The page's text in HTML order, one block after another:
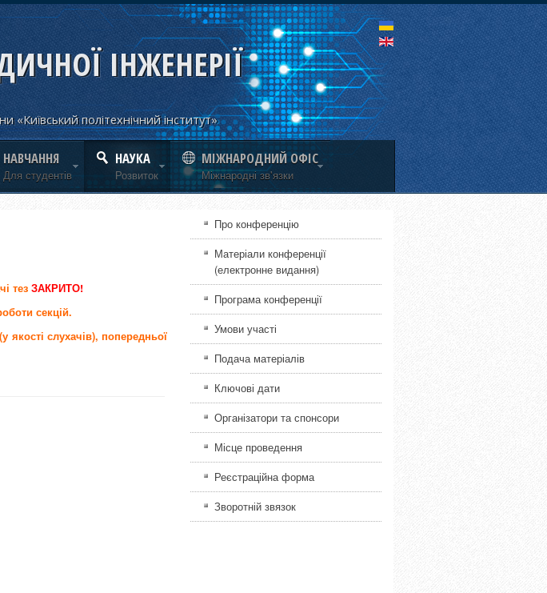
ІНЖЕНЕРІЇ
«Київський політехнічний інститут»
НАВЧАННЯ
Для студентів
НАУКА
Розвиток
МІЖНАРОДНИЙ ОФІС
Міжнародні зв'язки
тезЗАКРИТО!
секцій.
слухачів), попередньої
Про конференцію
Матеріали конференції
(електронне видання)
Програма конференції
Умови участі
Подача матеріалів
Ключові дати
Організатори та спонсори
Місце проведення
Реєстраційна форма
Зворотній звязок